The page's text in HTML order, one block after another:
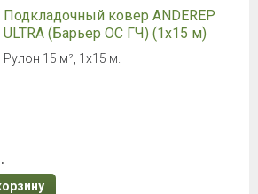
Подкладочный ковер ANDEREP
ULTRA (Барьер ОС ГЧ) (1х15 м)
Рулон 15 м², 1х15 м.